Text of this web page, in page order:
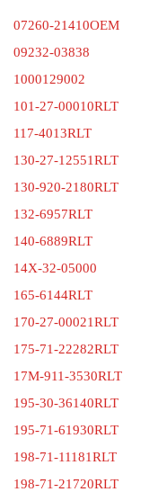
07260-21410OEM
09232-03838
1000129002
101-27-00010RLT
117-4013RLT
130-27-12551RLT
130-920-2180RLT
132-6957RLT
140-6889RLT
14X-32-05000
165-6144RLT
170-27-00021RLT
175-71-22282RLT
17M-911-3530RLT
195-30-36140RLT
195-71-61930RLT
198-71-11181RLT
198-71-21720RLT